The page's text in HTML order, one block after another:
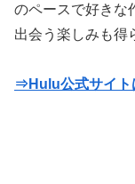
のペースで好きな
出会う楽しみも得
⇒Hulu公式サイト